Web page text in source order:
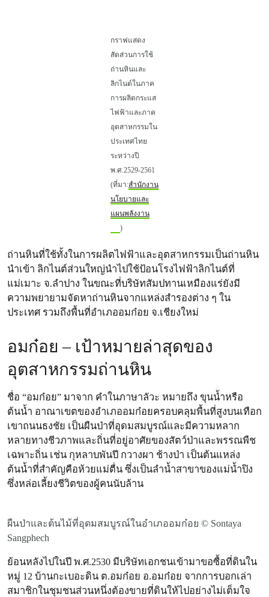
กราฟแสดง
สัดส่วนการใช้
ถ่านหินและ
ลิกไนต์ในภาค
การผลิตกระแส
ไฟฟ้าและภาค
อุตสาหกรรมใน
ประเทศไทย
ระหว่างปี
พ.ศ.2529-2561
(ที่มา:สำนักงาน
นโยบายและ
แผนพลังงาน
)
ถ่านหินที่ใช้ทั้งในการผลิตไฟฟ้าและอุตสาหกรรมเป็นถ่านหิน
นำเข้า ลิกไนต์ส่วนใหญ่นำไปใช้ป้อนโรงไฟฟ้าลิกไนต์ที่
แม่เมาะ จ.ลำปาง ในขณะที่บริษัทสัมปทานเหมืองแร่ยังมี
ความพยายามจัดหาถ่านหินจากแหล่งสำรองต่าง ๆ ใน
ประเทศ รวมถึงพื้นที่อำเภออมก๋อย จ.เชียงใหม่
อมก๋อย – เป้าหมายล่าสุดของ
อุตสาหกรรมถ่านหิน
ชื่อ “อมก๋อย” มาจาก คำในภาษาลัวะ หมายถึง ขุนน้ำหรือ
ต้นน้ำ อาณาเขตของอำเภออมก๋อยครอบคลุมพื้นที่สูงบนเทือก
เขาถนนธงชัย เป็นผืนป่าที่อุดมสมบูรณ์และมีความหลาก
หลายทางชีวภาพและถิ่นที่อยู่อาศัยของสัตว์ป่าและพรรณพืช
เฉพาะถิ่น เช่น กุหลาบพันปี กวางผา ช้างป่า เป็นต้นแหล่ง
ต้นน้ำที่สำคัญคือห้วยแม่ตื่น ซึ่งเป็นลำน้ำสาขาของแม่น้ำปิง
ซึ่งหล่อเลี้ยงชีวิตของผู้คนนับล้าน
ผืนป่าและต้นไม้ที่อุดมสมบูรณ์ในอำเภออมก๋อย © Sontaya
Sangphech
ย้อนหลังไปในปี พ.ศ.2530 มีบริษัทเอกชนเข้ามาขอซื้อที่ดินใน
หมู่ 12 บ้านกะเบอะดิน ต.อมก๋อย อ.อมก๋อย จากการบอกเล่า
สมาชิกในชุมชนส่วนหนึ่งต้องขายที่ดินให้ไปอย่างไม่เต็มใจ